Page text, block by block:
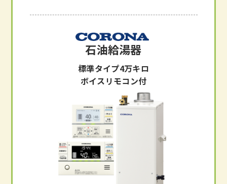
石油給湯器
標準タイプ4万キロ
ボイスリモコン付